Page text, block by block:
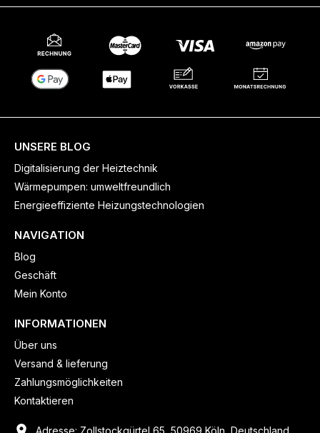
UNSERE BLOG
Digitalisierung der Heiztechnik
Wärmepumpen: umweltfreundlich
Energieeffiziente Heizungstechnologien
NAVIGATION
Blog
Geschäft
Mein Konto
INFORMATIONEN
Über uns
Versand & lieferung
Zahlungsmöglichkeiten
Kontaktieren